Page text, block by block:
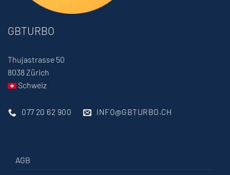
GBTURBO
Thujastrasse 50
8038 Zürich
Schweiz
077 20 62 900 INFO@GBTURBO.CH
AGB